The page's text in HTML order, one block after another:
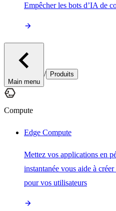
Empêcher les bots d’IA de
Main menu
/ Produits
Compute
Edge Compute
Mettez vos applications en
instantanée vous aide à
pour vos utilisateurs